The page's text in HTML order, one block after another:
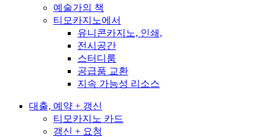
예술가의 책
티모카지노에서
유니콘카지노, 인쇄,
전시공간
스터디룸
공급품 교환
지속 가능성 리소스
대출, 예약 + 갱신
티모카지노 카드
갱신 + 요청